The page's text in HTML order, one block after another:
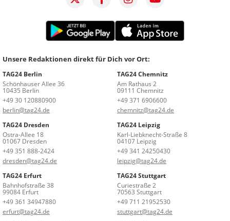
Unsere Redaktionen direkt für Dich vor Ort:
TAG24 Berlin
Schönhauser Allee 36
10435 Berlin
+49 30 120880900
berlin@tag24.de
TAG24 Chemnitz
Am Rathaus 2
09111 Chemnitz
+49 371 6906600
chemnitz@tag24.de
TAG24 Dresden
Ostra-Allee 18
01067 Dresden
+49 351 888-2424
dresden@tag24.de
TAG24 Leipzig
Karl-Liebknecht-Straße 8
04107 Leipzig
+49 341 24250430
leipzig@tag24.de
TAG24 Erfurt
Bahnhofstraße 38
99084 Erfurt
+49 361 34947880
erfurt@tag24.de
TAG24 Stuttgart
Curiestraße 2
70563 Stuttgart
+49 711 21952530
stuttgart@tag24.de